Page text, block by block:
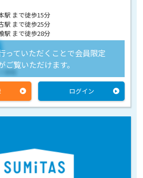
駅 まで徒歩15分
駅 まで徒歩25分
駅 まで徒歩28分
っていただくことで会員限定
ご覧いただけます。
情報
ログイン